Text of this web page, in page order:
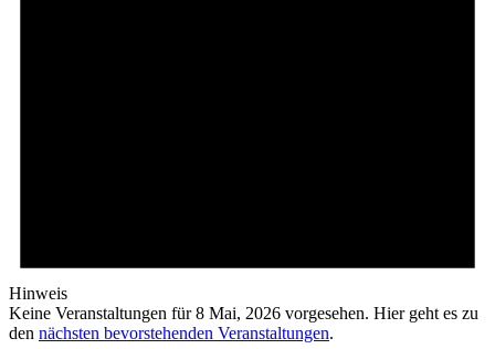
Hinweis
Keine Veranstaltungen für 8 Mai, 2026 vorgesehen. Hier geht es zu
den nächsten bevorstehenden Veranstaltungen.